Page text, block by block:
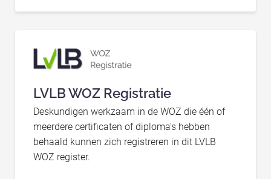
LVLB WOZ Registratie
Deskundigen werkzaam in de WOZ die één of
meerdere certificaten of diploma's hebben
behaald kunnen zich registreren in dit LVLB
WOZ register.